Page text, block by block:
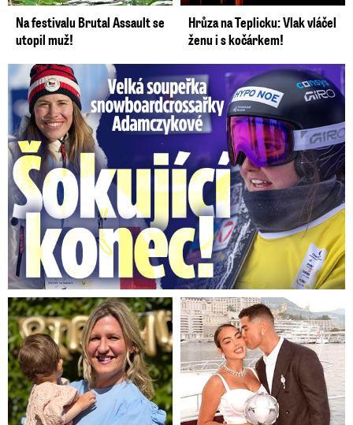
Na festivalu Brutal Assault se
utopil muž!
Hrůza na Teplicku: Vlak vláčel
ženu i s kočárkem!
Velká soupeřka Adamczykové: Šokující konec!